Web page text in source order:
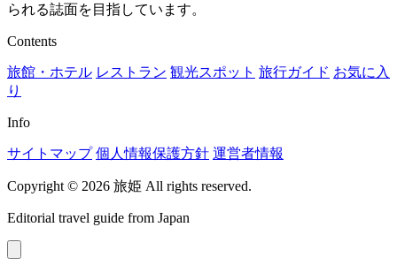
られる誌面を目指しています。
Contents
旅館・ホテル レストラン 観光スポット 旅行ガイド お気に入
り
Info
サイトマップ 個人情報保護方針 運営者情報
Copyright © 2026 旅姫 All rights reserved.
Editorial travel guide from Japan